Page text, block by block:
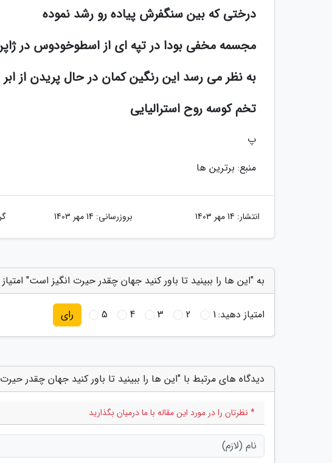
درختی که بین سنگفرش پیاده رو رشد نموده
مجسمه مخفی بودا در تپه ای از اسطوخودوس در
به نظر می رسد این رنگین کمان در حال پریدن از
تخم کوسه روح استرالیایی
پ
منبع: برترین ها
انتشار: 14 مهر 1403 بروزرسانی: 14 مهر 1403
به "این ها را ببینید تا باور کنید جهان چقدر حیرت انگیز است"
امتیاز دهید:1
2
3
4
5 رای
دیدگاه های مرتبط با "این ها را ببینید تا باور کنید جهان چقدر
* نظرتان را در مورد این مقاله با ما درمیان بگذارید